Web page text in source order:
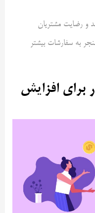
و رضایت مشتریان
به سفارشات بیشتر
برای افزایش